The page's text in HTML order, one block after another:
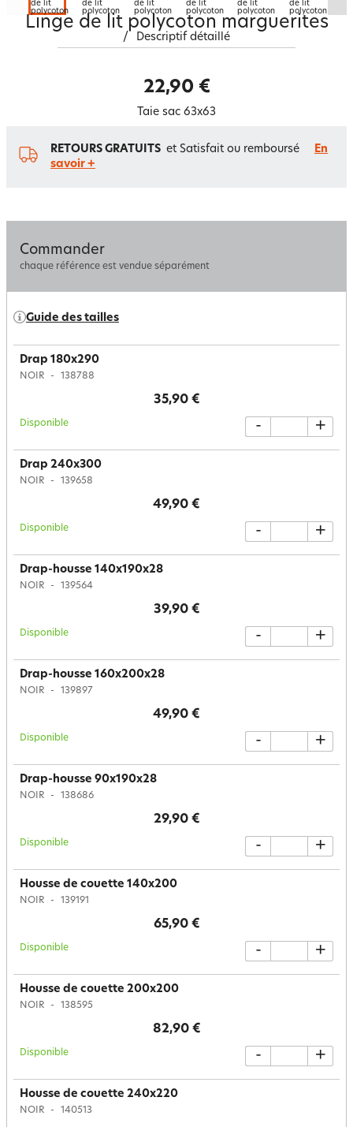
Linge de lit polycoton marguerites
/ Descriptif détaillé
22,90 €
Taie sac 63x63
RETOURS GRATUITS et Satisfait ou remboursé
En
savoir +
Commander
chaque référence est vendue séparément
Guide des tailles
Drap 180x290
NOIR 138788
35,90 €
Disponible - +
Drap 240x300
NOIR 139658
49,90 €
Disponible - +
Drap-housse 140x190x28
NOIR 139564
39,90 €
Disponible - +
Drap-housse 160x200x28
NOIR 139897
49,90 €
Disponible - +
Drap-housse 90x190x28
NOIR 138686
29,90 €
Disponible - +
Housse de couette 140x200
NOIR 139191
65,90 €
Disponible - +
Housse de couette 200x200
NOIR 138595
82,90 €
Disponible - +
Housse de couette 240x220
NOIR 140513